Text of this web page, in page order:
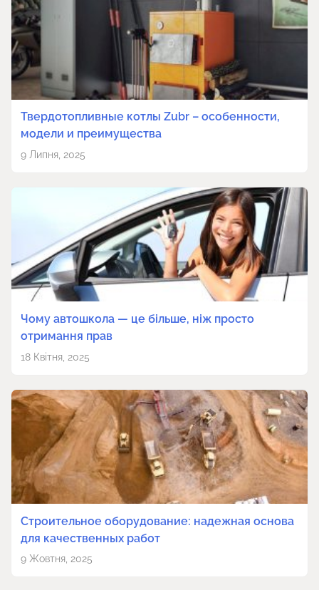
Твердотопливные котлы Zubr – особенности,
модели и преимущества
9 Липня, 2025
Чому автошкола — це більше, ніж просто
отримання прав
18 Квітня, 2025
Строительное оборудование: надежная основа
для качественных работ
9 Жовтня, 2025